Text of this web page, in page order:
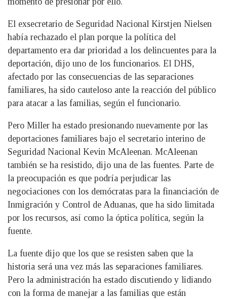
El exsecretario de Seguridad Nacional Kirstjen Nielsen
había rechazado el plan porque la política del
departamento era dar prioridad a los delincuentes para la
deportación, dijo uno de los funcionarios. El DHS,
afectado por las consecuencias de las separaciones
familiares, ha sido cauteloso ante la reacción del público
para atacar a las familias, según el funcionario.
Pero Miller ha estado presionando nuevamente por las
deportaciones familiares bajo el secretario interino de
Seguridad Nacional Kevin McAleenan. McAleenan
también se ha resistido, dijo una de las fuentes. Parte de
la preocupación es que podría perjudicar las
negociaciones con los demócratas para la financiación de
Inmigración y Control de Aduanas, que ha sido limitada
por los recursos, así como la óptica política, según la
fuente.
La fuente dijo que los que se resisten saben que la
historia será una vez más las separaciones familiares.
Pero la administración ha estado discutiendo y lidiando
con la forma de manejar a las familias que están